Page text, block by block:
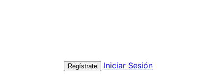
Regístrate Iniciar Sesión